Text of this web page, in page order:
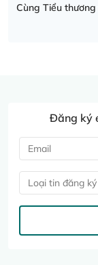
Cùng Tiểu
Đăng ký
Loại tin đăng